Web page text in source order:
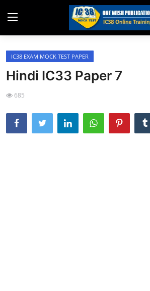
Home
IC38 Papers
IC38 EXAM MOCK TEST PAPER
Hindi IC33 Paper 7
685